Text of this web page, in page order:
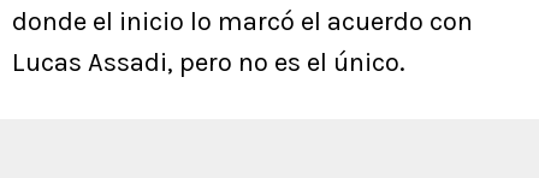
donde el inicio lo marcó el acuerdo con
Lucas Assadi, pero no es el único.